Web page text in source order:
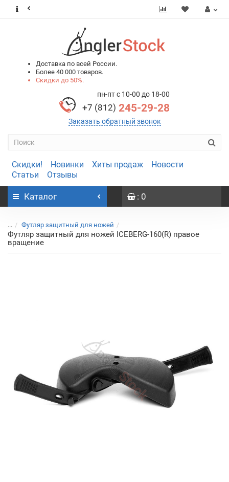
Доставка по всей России.
Более 40 000 товаров.
Скидки до 50%.
пн-пт с 10-00 до 18-00
+7 (812) 245-29-28
Заказать обратный звонок
Скидки! Новинки Хиты продаж
Новости
Статьи
Отзывы
Каталог : 0
... Футляр защитный для ножей
Футляр защитный для ножей ICEBERG-160(R) правое
вращение